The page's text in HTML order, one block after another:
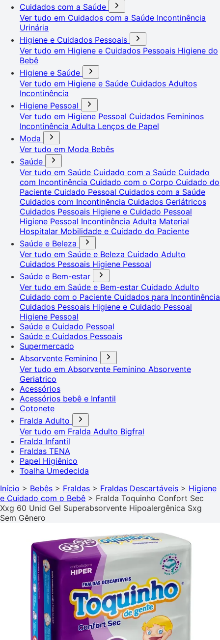
Cuidados com a Saúde
Ver tudo em Cuidados com a Saúde Incontinência
Urinária
Higiene e Cuidados Pessoais
Ver tudo em Higiene e Cuidados Pessoais Higiene do
Bebê
Higiene e Saúde
Ver tudo em Higiene e Saúde Cuidados Adultos
Incontinência
Higiene Pessoal
Ver tudo em Higiene Pessoal Cuidados Femininos
Incontinência Adulta Lenços de Papel
Moda
Ver tudo em Moda Bebês
Saúde
Ver tudo em Saúde Cuidado com a Saúde Cuidado
com Incontinência Cuidado com o Corpo Cuidado do
Paciente Cuidado Pessoal Cuidados com a Saúde
Cuidados com Incontinência Cuidados Geriátricos
Cuidados Pessoais Higiene e Cuidado Pessoal
Higiene Pessoal Incontinência Adulta Material
Hospitalar Mobilidade e Cuidado do Paciente
Saúde e Beleza
Ver tudo em Saúde e Beleza Cuidado Adulto
Cuidados Pessoais Higiene Pessoal
Saúde e Bem-estar
Ver tudo em Saúde e Bem-estar Cuidado Adulto
Cuidado com o Paciente Cuidados para Incontinência
Cuidados Pessoais Higiene e Cuidado Pessoal
Higiene Pessoal
Saúde e Cuidado Pessoal
Saúde e Cuidados Pessoais
Supermercado
Absorvente Feminino
Ver tudo em Absorvente Feminino Absorvente
Geriatrico
Acessórios
Acessórios bebê e Infantil
Cotonete
Fralda Adulto
Ver tudo em Fralda Adulto Bigfral
Fralda Infantil
Fraldas TENA
Papel Higiênico
Toalha Umedecida
Início > Bebês > Fraldas > Fraldas Descartáveis > Higiene
e Cuidado com o Bebê > Fralda Toquinho Confort Sec
Xxg 60 Unid Gel Superabsorvente Hipoalergênica Sxg
Sem Gênero